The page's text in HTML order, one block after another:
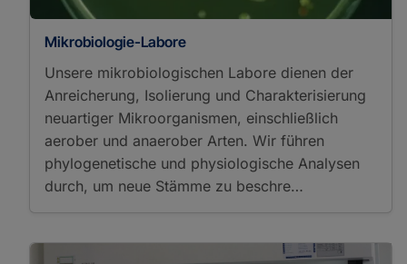
Mikrobiologie-Labore
Unsere mikrobiologischen Labore dienen der
Anreicherung, Isolierung und Charakterisierung
neuartiger Mikroorganismen, einschließlich
aerober und anaerober Arten. Wir führen
phylogenetische und physiologische Analysen
durch, um neue Stämme zu beschre…